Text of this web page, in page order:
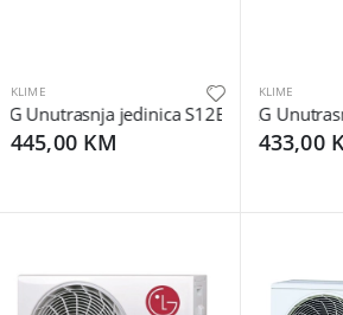
KLIME
LG Unutrasnja jedinica S12EC.NSJS
445,00 KM
KLIME
LG
433,00